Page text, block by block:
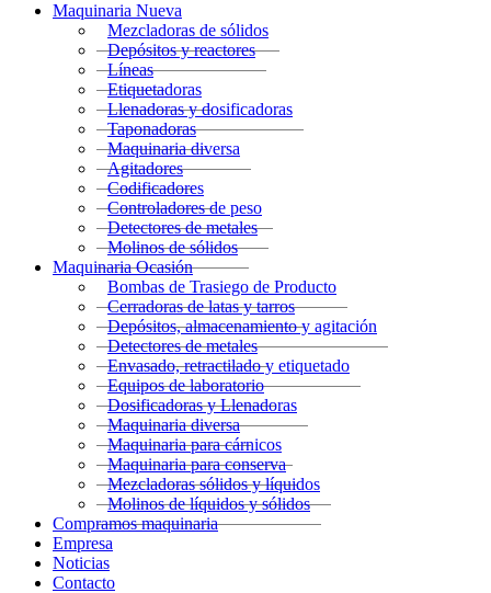
Maquinaria Nueva
Mezcladoras de sólidos
Depósitos y reactores
Líneas
Etiquetadoras
Llenadoras y dosificadoras
Taponadoras
Maquinaria diversa
Agitadores
Codificadores
Controladores de peso
Detectores de metales
Molinos de sólidos
Maquinaria Ocasión
Bombas de Trasiego de Producto
Cerradoras de latas y tarros
Depósitos, almacenamiento y agitación
Detectores de metales
Envasado, retractilado y etiquetado
Equipos de laboratorio
Dosificadoras y Llenadoras
Maquinaria diversa
Maquinaria para cárnicos
Maquinaria para conserva
Mezcladoras sólidos y líquidos
Molinos de líquidos y sólidos
Compramos maquinaria
Empresa
Noticias
Contacto